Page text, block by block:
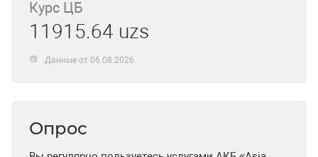
Курс ЦБ
11915.64 uzs
Данные от 06.08.2026
Опрос